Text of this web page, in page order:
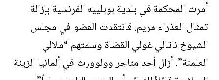
أمرت المحكمة في بلدية بوبلييه الفرنسية بإزالة
تمثال العذراء مريم. فانتقدت العضو في مجلس
الشيوخ ناتالي غولي القضاة وسمتهم “ملالي
العلمنة”. أزال أحد متاجر وولوورث في ألمانيا الزينة